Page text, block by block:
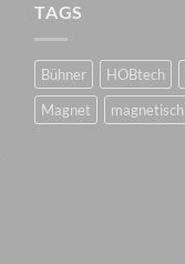
TAGS
Bühner HOBtech
Magnet
magnetisch